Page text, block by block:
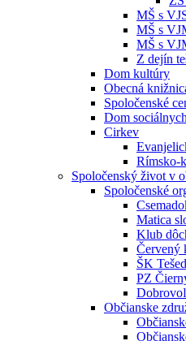
MŠ s
MŠ s
MŠ s
Z dejín
Dom kultúry
Obecná
Spoločenské
Dom
Cirkev
Rímsko-
Spoločenský život v
Spoločenské
Matica
Klub
Červený
ŠK
PZ
Občianske